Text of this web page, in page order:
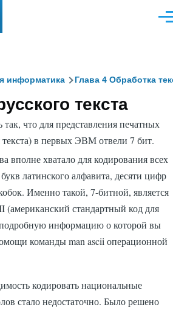
информатика Глава 4 Обработка
текста
что для представления печатных
в первых ЭВМ отвели 7 бит.
вполне хватало для кодирования всех
латинского алфавита, десяти цифр
Именно такой, 7-битной, является
(американский стандартный код для
информацию о которой вы
командыman asciiоперационной
кодировать национальные
стало недостаточно. Было решено